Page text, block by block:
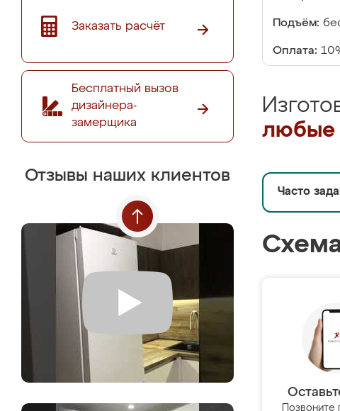
Заказать расчёт
Бесплатный вызов
дизайнера-
замерщика
Отзывы наших клиентов
Подъём:
Оплата:
любые
Часто